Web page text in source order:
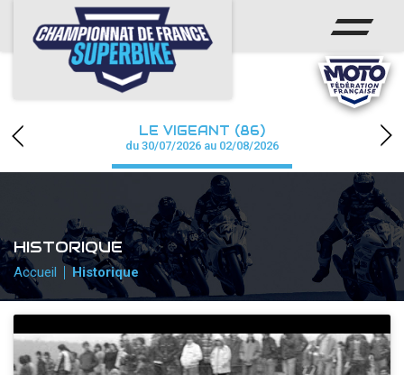
ACCUEIL
CHAMPIONNAT
CALENDRIER
PHOTOS / WEB TV
PARTENAIRES
PRESSE
LE VIGEANT (86)
du 30/07/2026 au 02/08/2026
HISTORIQUE
Accueil Historique